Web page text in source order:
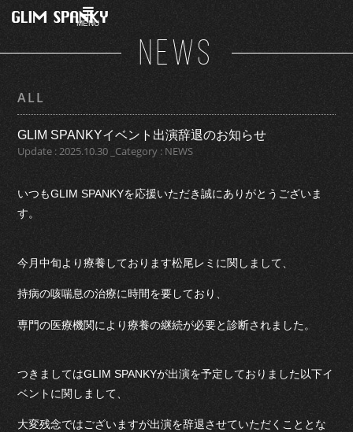
MENU
NEWS
ALL
GLIM SPANKYイベント出演辞退のお知らせ
Update : 2025.10.30 _Category : NEWS
いつもGLIM SPANKYを応援いただき誠にありがとうございま
す。
今月中旬より療養しております松尾レミに関しまして、
持病の咳喘息の治療に時間を要しており、
専門の医療機関により療養の継続が必要と診断されました。
つきましてはGLIM SPANKYが出演を予定しておりました以下イ
ベントに関しまして、
大変残念ではございますが出演を辞退させていただくこととな